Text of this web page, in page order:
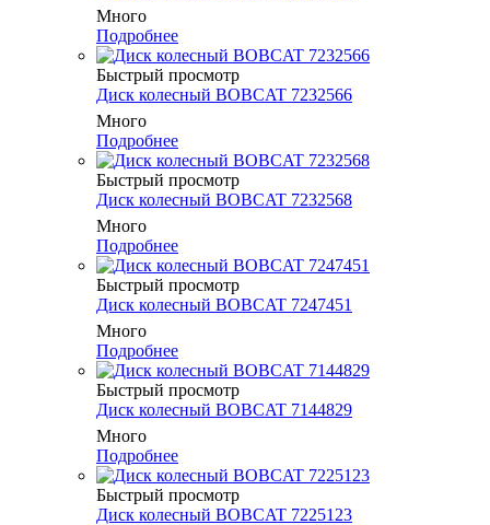
Много
Подробнее
Быстрый просмотр
Диск колесный BOBCAT 7232566
Много
Подробнее
Быстрый просмотр
Диск колесный BOBCAT 7232568
Много
Подробнее
Быстрый просмотр
Диск колесный BOBCAT 7247451
Много
Подробнее
Быстрый просмотр
Диск колесный BOBCAT 7144829
Много
Подробнее
Быстрый просмотр
Диск колесный BOBCAT 7225123